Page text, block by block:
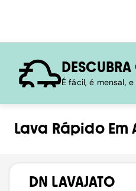
É fácil, é mensal,
Lava RápidoEm
DN LAVAJATO